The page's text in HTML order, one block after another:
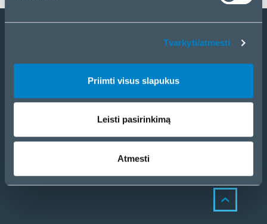
Tvarkyti/atmesti
Priimti visus slapukus
Leisti pasirinkimą
Atmesti
PRODUKTAI
PASLAUGOS
APIE MUS